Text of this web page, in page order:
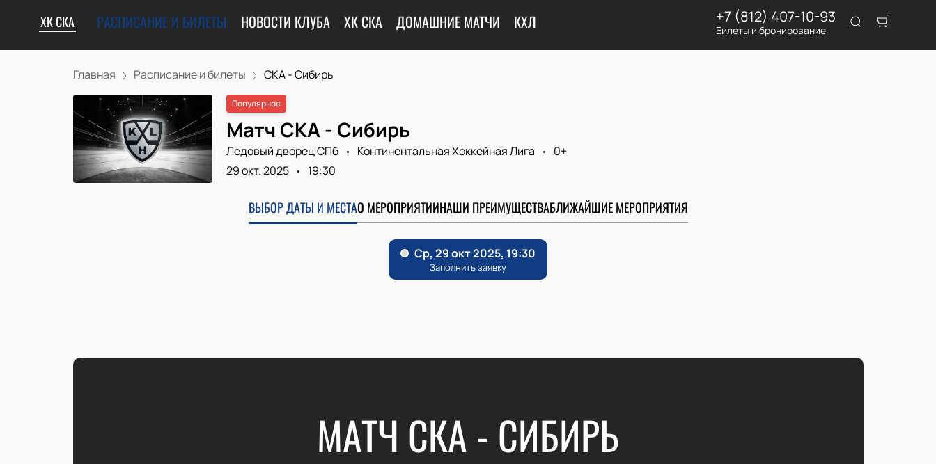
ХК СКА РАСПИСАНИЕ И БИЛЕТЫ НОВОСТИ КЛУБА ХК СКА ДОМАШНИЕ МАТЧИ КХЛ +7 (812) 407-10-93
Билеты и бронирование
Главная Расписание и билеты СКА - Сибирь
Популярное
Матч СКА - Сибирь
Ледовый дворец СПб Континентальная Хоккейная Лига
0+
29 окт. 2025
19:30
ВЫБОР ДАТЫ И МЕСТАО МЕРОПРИЯТИИНАШИ ПРЕИМУЩЕСТВАБЛИЖАЙШИЕ МЕРОПРИЯТИЯ
МАТЧ СКА - СИБИРЬ